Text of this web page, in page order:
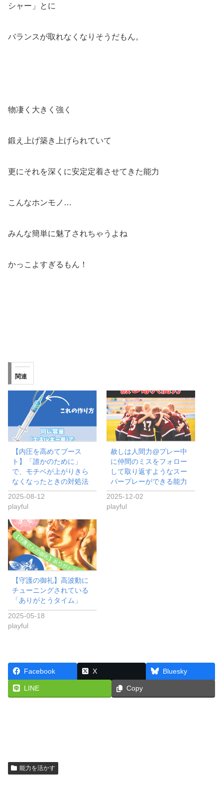
シャー」とに
バランスが取れなくなりそうだもん。
物凄く大きく強く
鍛え上げ築き上げられていて
更にそれを深くに安定定着させてきた能力
こんなホンモノ…
みんな簡単に魅了されちゃうよね
かっこよすぎるもん！
関連
【内圧を高めてブース
ト】「誰かのために」
で、モチベが上がりきら
なくなったときの対処法
2025-08-12
playful
赦しは人間力@プレー中
に仲間のミスをフォロー
して取り返すようなスー
パープレーができる能力
2025-12-02
playful
【守護の御礼】高波動に
チューニングされている
「ありがとうタイム」
2025-05-18
playful
Facebook X Bluesky
LINE Copy
能力を活かす